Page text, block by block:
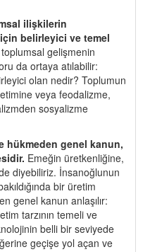
ilişkilerin
belirleyici ve temel
gelişmenin
da ortaya atılabilir:
olan nedir? Toplumun
veya feodalizme,
sosyalizme
hükmeden genel kanun,
Emeğin üretkenliğine,
diyebiliriz. İnsanoğlunun
bir üretim
genel kanun anlaşılır:
tarzının temeli ve
belli bir seviyede
geçişe yol açan ve